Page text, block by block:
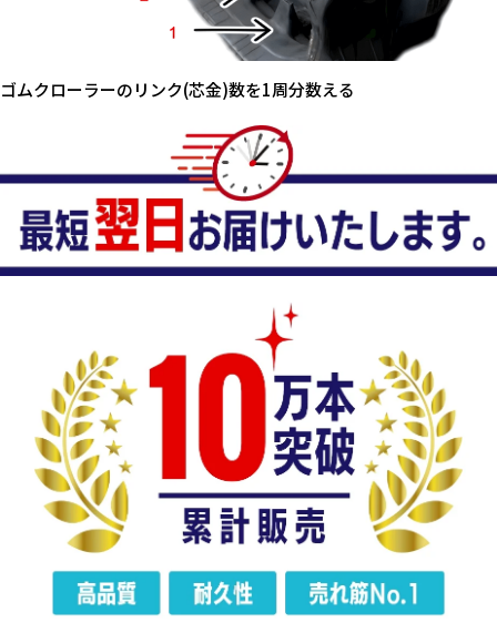
ゴムクローラーのリンク(芯金)数を1周分数える